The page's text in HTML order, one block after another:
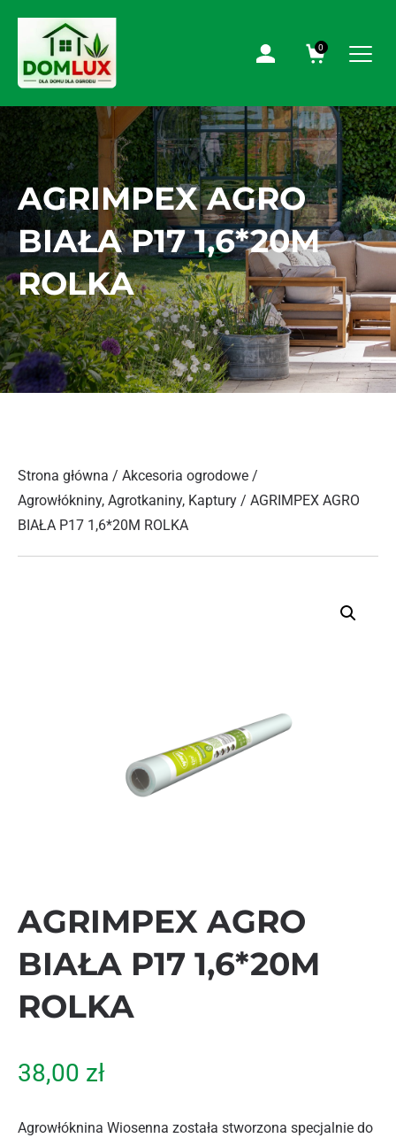
0
AGRIMPEX AGRO
BIAŁA P17 1,6*20M
ROLKA
Strona główna / Akcesoria ogrodowe /
Agrowłókniny, Agrotkaniny, Kaptury / AGRIMPEX AGRO
BIAŁA P17 1,6*20M ROLKA
AGRIMPEX AGRO
BIAŁA P17 1,6*20M
ROLKA
38,00 zł
Agrowłóknina Wiosenna została stworzona specjalnie do